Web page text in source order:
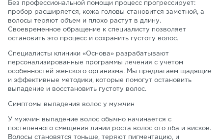
Без профессиональной помощи процесс прогрессирует:
пробор расширяется, кожа головы становится заметной, а
волосы теряют объем и плохо растут в длину.
Своевременное обращение к специалисту позволяет
остановить это процесс и сохранить густоту волос.
Специалисты клиники «Основа» разрабатывают
персонализированные программы лечения с учетом
особенностей женского организма. Мы предлагаем щадящие
и эффективные методики, которые помогут остановить
выпадение и восстановить густоту волос.
Симптомы выпадения волос у мужчин
У мужчин выпадение волос обычно начинается с
постепенного смещения линии роста волос ото лба и висков.
Волосы становятся тоньше, теряют пигментацию, и